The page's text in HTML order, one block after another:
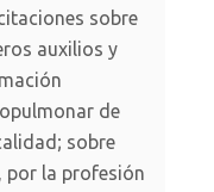
sobre
auxilios y
de
sobre
por la profesión